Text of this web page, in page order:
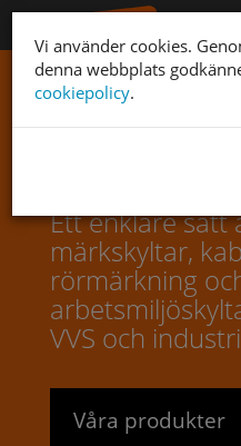
Ett enklare sätt
märkskyltar,
rörmärkning
VVS och industri
Våra produkter
Vi använder cookies.
denna webbplats
cookiepolicy.